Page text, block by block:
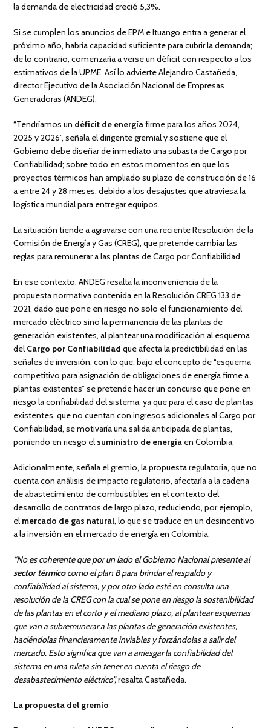
la demanda de electricidad creció 5,3%.
Si se cumplen los anuncios de EPM e Ituango entra a generar el
próximo año, habría capacidad suficiente para cubrir la demanda;
de lo contrario, comenzaría a verse un déficit con respecto a los
estimativos de la UPME. Así lo advierte Alejandro Castañeda,
director Ejecutivo de la Asociación Nacional de Empresas
Generadoras (ANDEG).
“Tendríamos un déficit de energíafirme para los años 2024,
2025 y 2026”, señala el dirigente gremial y sostiene que el
Gobierno debe diseñar de inmediato una subasta de Cargo por
Confiabilidad; sobre todo en estos momentos en que los
proyectos térmicos han ampliado su plazo de construcción de 16
a entre 24 y 28 meses, debido a los desajustes que atraviesa la
logística mundial para entregar equipos.
La situación tiende a agravarse con una reciente Resolución de la
Comisión de Energía y Gas (CREG), que pretende cambiar las
reglas para remunerar a las plantas de Cargo por Confiabilidad.
En ese contexto, ANDEG resalta la inconveniencia de la
propuesta normativa contenida en la Resolución CREG 133 de
2021, dado que pone en riesgo no solo el funcionamiento del
mercado eléctrico sino la permanencia de las plantas de
generación existentes, al plantear una modificación al esquema
del Cargo por Confiabilidadque afecta la predictibilidad en las
señales de inversión, con lo que, bajo el concepto de “esquema
competitivo para asignación de obligaciones de energía firme a
plantas existentes” se pretende hacer un concurso que pone en
riesgo la confiabilidad del sistema, ya que para el caso de plantas
existentes, que no cuentan con ingresos adicionales al Cargo por
Confiabilidad, se motivaría una salida anticipada de plantas,
poniendo en riesgo el suministro de energía en Colombia.
Adicionalmente, señala el gremio, la propuesta regulatoria, que no
cuenta con análisis de impacto regulatorio, afectaría a la cadena
de abastecimiento de combustibles en el contexto del
desarrollo de contratos de largo plazo, reduciendo, por ejemplo,
el mercado de gas natural, lo que se traduce en un desincentivo
a la inversión en el mercado de energía en Colombia.
“No es coherente que por un lado el Gobierno Nacional presente al
sector térmicocomo el plan B para brindar el respaldo y
confiabilidad al sistema, y por otro lado esté en consulta una
resolución de la CREG con la cual se pone en riesgo la sostenibilidad
de las plantas en el corto y el mediano plazo, al plantear esquemas
que van a subremunerar a las plantas de generación existentes,
haciéndolas financieramente inviables y forzándolas a salir del
mercado. Esto significa que van a arriesgar la confiabilidad del
sistema en una ruleta sin tener en cuenta el riesgo de
desabastecimiento eléctrico”,resalta Castañeda.
La propuesta del gremio